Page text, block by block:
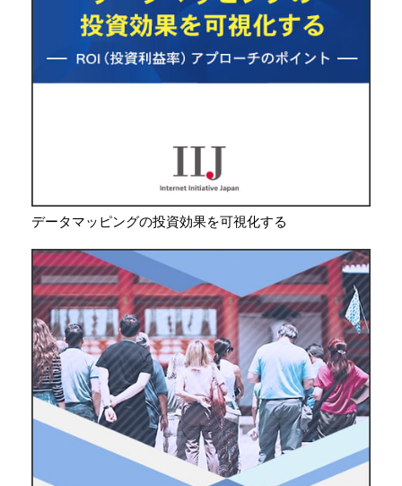
データマッピングの投資効果を可視化する